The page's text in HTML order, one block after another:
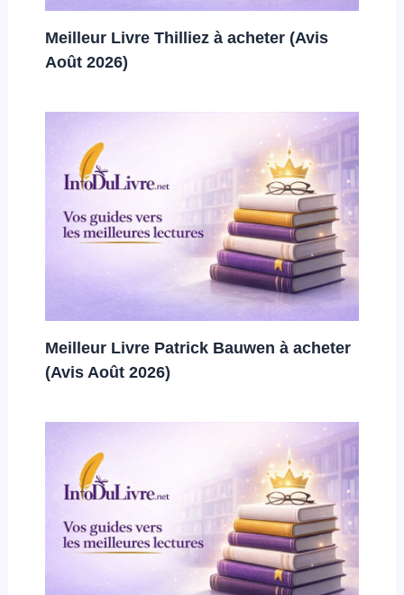
Meilleur Livre Thilliez à acheter (Avis
Août 2026)
Meilleur Livre Patrick Bauwen à acheter
(Avis Août 2026)